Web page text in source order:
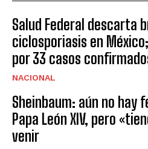
Salud Federal descarta
ciclosporiasis en
por 33 casos
NACIONAL
Sheinbaum: aún no hay
Papa León XIV, pero
venir